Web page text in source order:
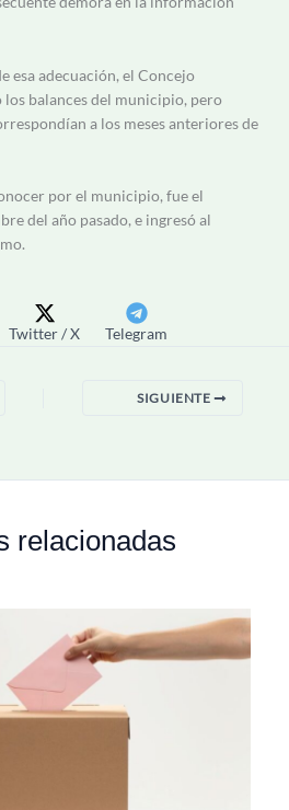
esa adecuación, el Concejo
balances del municipio, pero
a los meses anteriores de
por el municipio, fue el
del año pasado, e ingresó al
Twitter / X Telegram
SIGUIENTE
relacionadas